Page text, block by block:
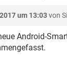
um 13:03von
Android-